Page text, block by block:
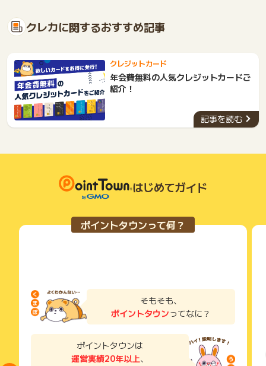
・他のポイントサイトや比較サイト、検索サイトなどを経由し
て一度でも同サービス・お買い物を利用されたことがある場合
サービス・お買い物利用時にお電話など2つ以上の申し込み方
法がある場合、必ずサイト上のWEBフォームからお申し込みく
ださい。
各サービス・お買い物に掲載されている獲得条件を必ずよくお
読みください。
了などのメールは、ポイント獲得するまで必ず保管してくださ
獲得待ち・獲得失敗の状態でお問い合わせされる際に、該当の
メールを送っていただく場合がございます。
そのため、紛失・破棄された場合は対応いたしかねますので、
(※) SafariやChromeなどwebサイトを表示するアプリのこと
ン期間が予告なしに変更される場合がございますが、ご利用さ
れた時点の条件が適用されます。
条件を達成しているかどうかは各広告主ではなく、代理店が行
ません。
そのため、ポイントタウンのポイントに関するお問い合わせを
広告主様に直接行わないようお願いいたします。
掲載中のプログラムの掲載終了日はあくまで予定となってお
り、急遽終了となる場合がございます。
広告に遷移しない場合は掲載が終了となっておりポイントが獲
得できませんので、ご注意くださいませ。
私たちアメリカン・エキスプレスの約束です。
クレカに関するおすすめ記事
クレジットカード
年会費無料の人気クレジットカードご
紹介！
記事を読む
はじめてガイド
ポイントタウンって何？
そもそも、
ポイントタウンってなに？
ポイントタウンは
運営実績20年以上、